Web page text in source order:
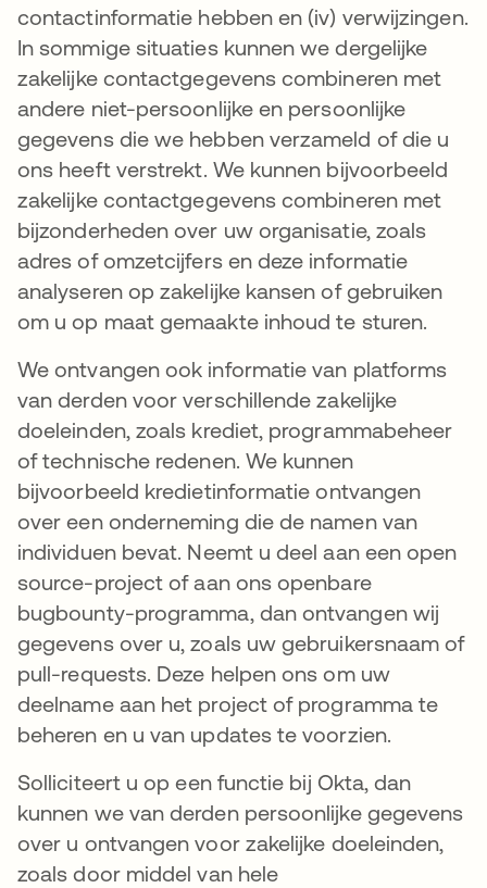
contactinformatie hebben en (iv) verwijzingen.
In sommige situaties kunnen we dergelijke
zakelijke contactgegevens combineren met
andere niet-persoonlijke en persoonlijke
gegevens die we hebben verzameld of die u
ons heeft verstrekt. We kunnen bijvoorbeeld
zakelijke contactgegevens combineren met
bijzonderheden over uw organisatie, zoals
adres of omzetcijfers en deze informatie
analyseren op zakelijke kansen of gebruiken
om u op maat gemaakte inhoud te sturen.
We ontvangen ook informatie van platforms
van derden voor verschillende zakelijke
doeleinden, zoals krediet, programmabeheer
of technische redenen. We kunnen
bijvoorbeeld kredietinformatie ontvangen
over een onderneming die de namen van
individuen bevat. Neemt u deel aan een open
source-project of aan ons openbare
bugbounty-programma, dan ontvangen wij
gegevens over u, zoals uw gebruikersnaam of
pull-requests. Deze helpen ons om uw
deelname aan het project of programma te
beheren en u van updates te voorzien.
Solliciteert u op een functie bij Okta, dan
kunnen we van derden persoonlijke gegevens
over u ontvangen voor zakelijke doeleinden,
zoals door middel van hele